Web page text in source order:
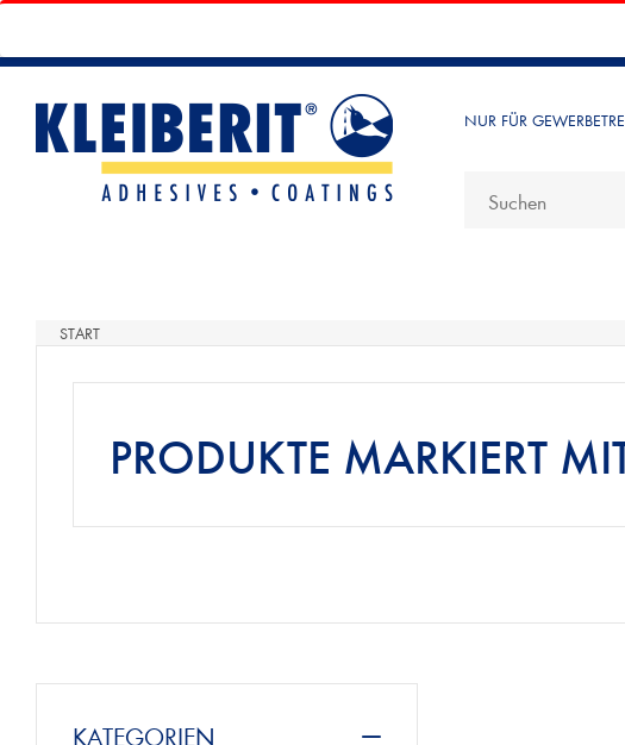
NUR FÜR
START
PRODUKTE MARKIERT
KATEGORIEN